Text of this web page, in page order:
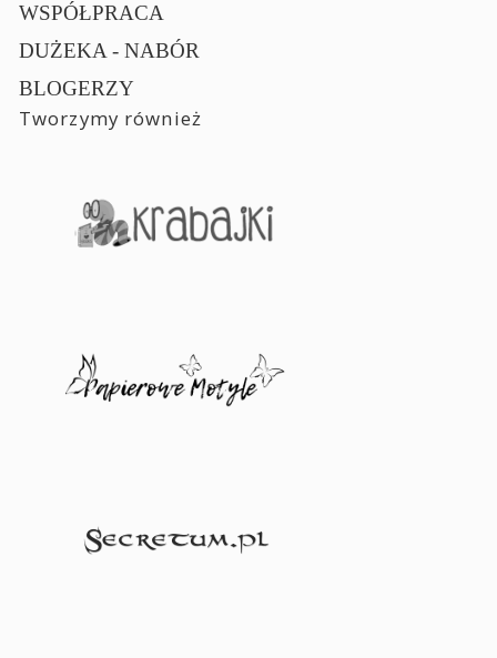
WSPÓŁPRACA
DUŻEKA - NABÓR
BLOGERZY
Tworzymy również